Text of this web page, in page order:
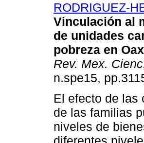
RODRIGUEZ-
Vinculación al
de unidades
pobreza en
Rev. Mex.
n.spe15,
El efecto de las
de las familias
niveles de